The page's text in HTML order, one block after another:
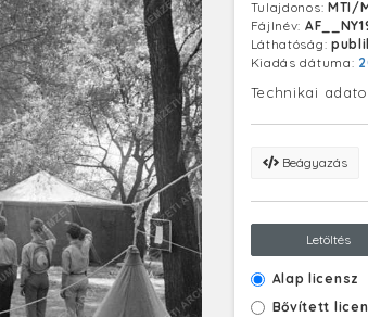
Tulajdonos: MTI/
Fájlnév:
Láthatóság:
Kiadás dátuma:
Technikai
Beágyazás
Letöltés
Alap licensz
Bővített